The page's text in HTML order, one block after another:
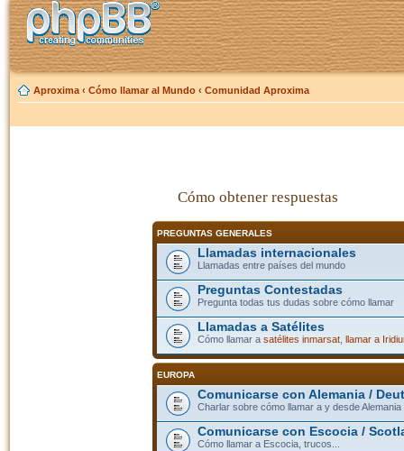
Aproxima ‹ Cómo llamar al Mundo ‹ Comunidad Aproxima
Cómo obtener respuestas
PREGUNTAS GENERALES
Llamadas internacionales
Llamadas entre países del mundo
Preguntas Contestadas
Pregunta todas tus dudas sobre cómo llamar
Llamadas a Satélites
Cómo llamar a satélites inmarsat, llamar a
EUROPA
Comunicarse con Alemania /
Charlar sobre cómo llamar a y desde Alemania
Comunicarse con Escocia /
Cómo llamar a Escocia, trucos...